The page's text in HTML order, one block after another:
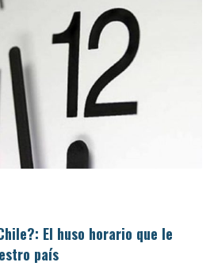
El huso horario que le
país